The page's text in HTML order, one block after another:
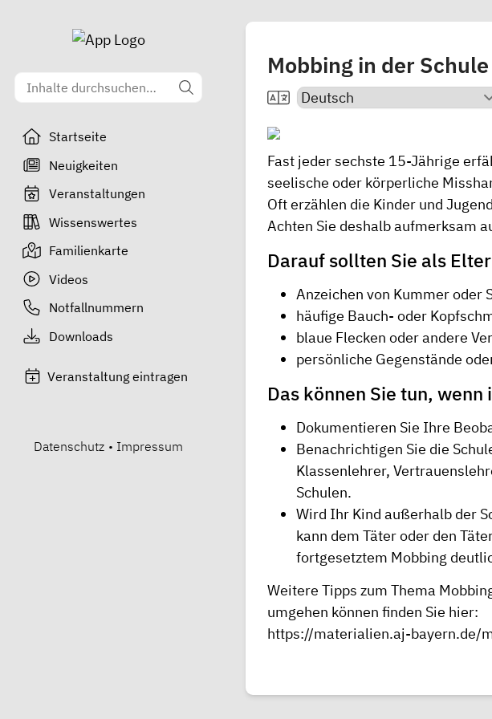
Startseite
Neuigkeiten
Veranstaltungen
Wissenswertes
Familienkarte
Videos
Notfallnummern
Downloads
Veranstaltung eintragen
Datenschutz • Impressum
Mobbing in der Schule
Fast jeder sechste 15-Jährige
seelische oder körperliche
Oft erzählen die Kinder und
Achten Sie deshalb aufmerksam
Darauf sollten Sie als
Anzeichen von Kummer oder
häufige Bauch- oder
blaue Flecken oder andere
persönliche Gegenstände
Das können Sie tun,
Dokumentieren Sie Ihre
Benachrichtigen Sie die
Klassenlehrer,
Schulen.
Wird Ihr Kind außerhalb der
kann dem Täter oder den
fortgesetztem Mobbing
Weitere Tipps zum Thema
umgehen können finden Sie hier:
https://materialien.aj-bayern.de/